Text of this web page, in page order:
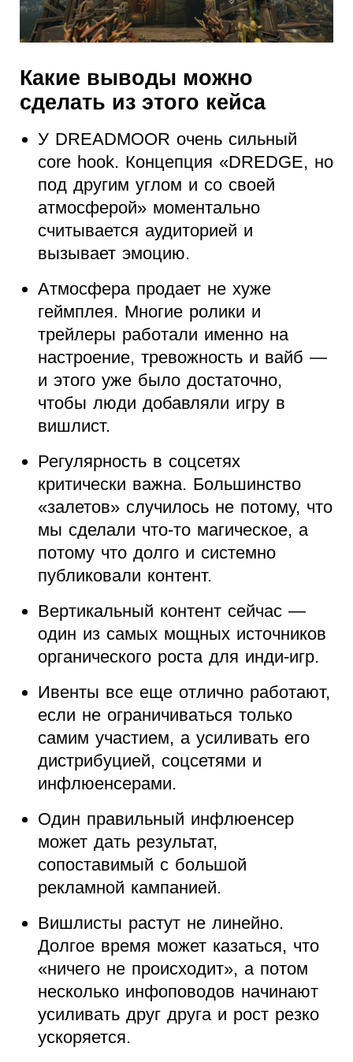
Какие выводы можно
сделать из этого кейса
У DREADMOOR очень сильный
core hook. Концепция «DREDGE, но
под другим углом и со своей
атмосферой» моментально
считывается аудиторией и
вызывает эмоцию.
Атмосфера продает не хуже
геймплея. Многие ролики и
трейлеры работали именно на
настроение, тревожность и вайб —
и этого уже было достаточно,
чтобы люди добавляли игру в
вишлист.
Регулярность в соцсетях
критически важна. Большинство
«залетов» случилось не потому, что
мы сделали что-то магическое, а
потому что долго и системно
публиковали контент.
Вертикальный контент сейчас —
один из самых мощных источников
органического роста для инди-игр.
Ивенты все еще отлично работают,
если не ограничиваться только
самим участием, а усиливать его
дистрибуцией, соцсетями и
инфлюенсерами.
Один правильный инфлюенсер
может дать результат,
сопоставимый с большой
рекламной кампанией.
Вишлисты растут не линейно.
Долгое время может казаться, что
«ничего не происходит», а потом
несколько инфоповодов начинают
усиливать друг друга и рост резко
ускоряется.